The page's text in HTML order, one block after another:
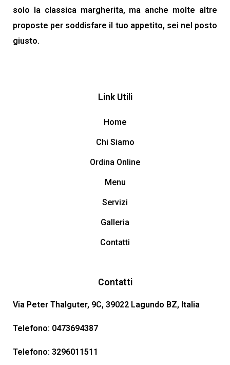
solo la classica margherita, ma anche molte altre
proposte per soddisfare il tuo appetito, sei nel posto
giusto.
Link Utili
Home
Chi Siamo
Ordina Online
Menu
Servizi
Galleria
Contatti
Contatti
Via Peter Thalguter, 9C, 39022 Lagundo BZ, Italia
Telefono: 0473694387
Telefono: 3296011511